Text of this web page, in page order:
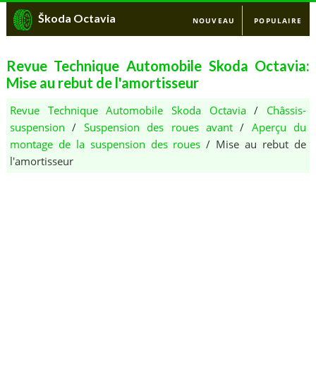
Škoda Octavia NOUVEAU POPULAIRE
Revue Technique Automobile Skoda Octavia:
Mise au rebut de l'amortisseur
Revue Technique Automobile Skoda Octavia/ Châssis-
suspension / Suspension des roues avant/ Aperçu du
montage de la suspension des roues / Mise au rebut de
l'amortisseur